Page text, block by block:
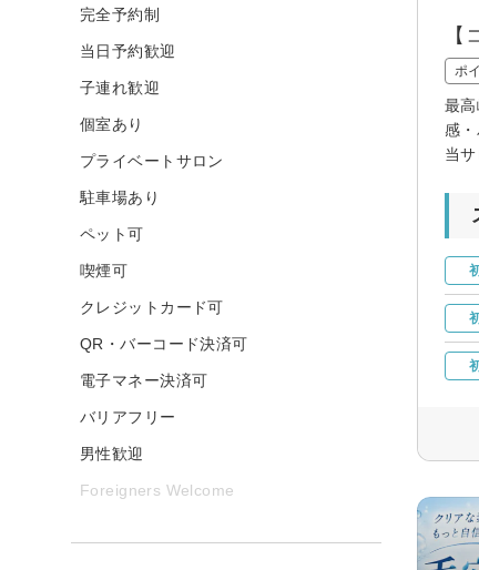
ポ
最
感
当
完全予約制
当日予約歓迎
子連れ歓迎
個室あり
プライベートサロン
駐車場あり
ペット可
喫煙可
クレジットカード可
QR・バーコード決済可
電子マネー決済可
バリアフリー
男性歓迎
Foreigners Welcome